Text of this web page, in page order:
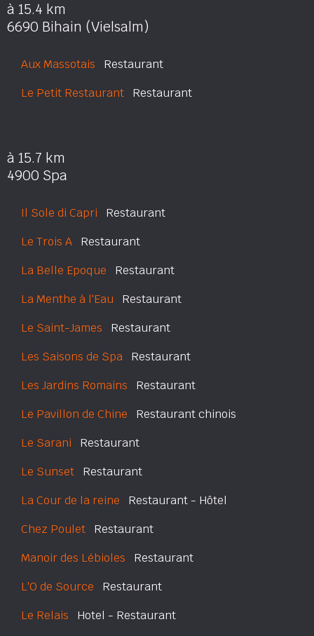
à 15.4 km
6690 Bihain (Vielsalm)
Aux Massotais Restaurant
Le Petit Restaurant Restaurant
à 15.7 km
4900 Spa
Il Sole di Capri Restaurant
Le Trois A Restaurant
La Belle Epoque Restaurant
La Menthe à l'Eau Restaurant
Le Saint-James Restaurant
Les Saisons de Spa Restaurant
Les Jardins Romains Restaurant
Le Pavillon de Chine Restaurant chinois
Le Sarani Restaurant
Le Sunset Restaurant
La Cour de la reine Restaurant - Hôtel
Chez Poulet Restaurant
Manoir des Lébioles Restaurant
L'O de Source Restaurant
Le Relais Hotel - Restaurant